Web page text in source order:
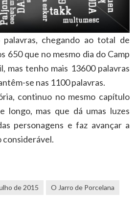
chegando ao total de
650 que no mesmo dia do Camp
mas tenho mais 13600 palavras
se nas 1100 palavras.
continuo no mesmo capítulo
longo, mas que dá umas luzes
personagens e faz avançar a
considerável.
de 2015 O Jarro de Porcelana